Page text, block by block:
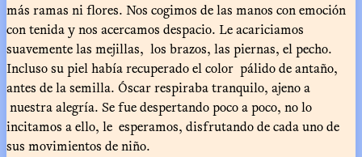
más ramas ni flores. Nos cogimos de las manos con emoción
con tenida y nos acercamos despacio. Le acariciamos
suavemente las mejillas, los brazos, las piernas, el pecho.
Incluso su piel había recuperado el color pálido de antaño,
antes de la semilla. Óscar respiraba tranquilo, ajeno a
nuestra alegría. Se fue despertando poco a poco, no lo
incitamos a ello, le esperamos, disfrutando de cada uno de
sus movimientos de niño.